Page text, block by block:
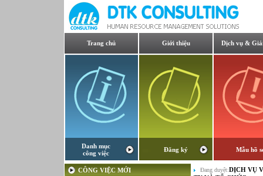
Trang chủ Giới thiệu Dịch vụ &
Danh mục
công việc
Đăng ký Mẫu hồ
CÔNG VIỆC MỚI Đang duyệt:DỊCH VỤ